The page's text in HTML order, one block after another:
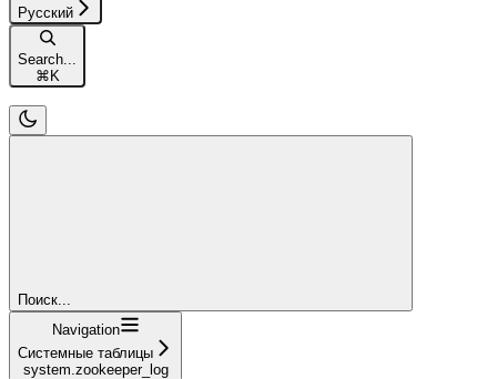
Русский
Search...
⌘K
Поиск...
Navigation
Системные таблицы
system.zookeeper_log